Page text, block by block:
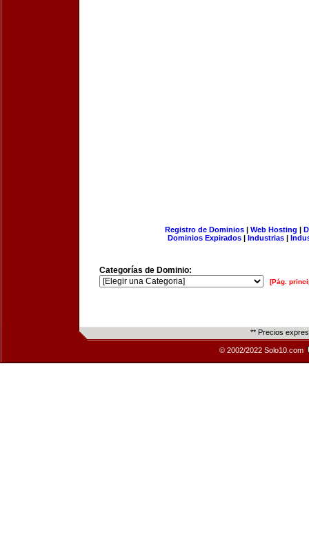
Registro de Dominios| Web Hosting |
Dominios Expirados | Industrias |
Categorías de Dominio:
[Pág.
** Precios
© 2002/2022 Solo10.com